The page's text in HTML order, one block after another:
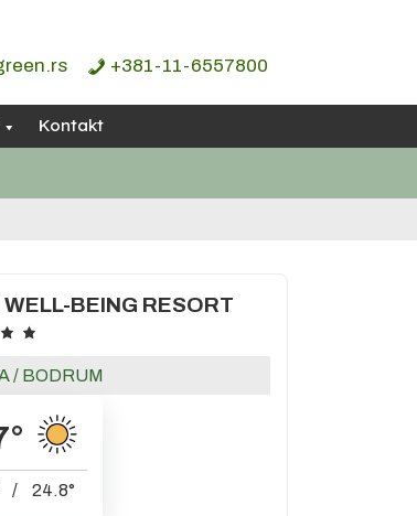
+381-11-6557800
Kontakt
BEING RESORT
/ BODRUM
°
/ 24.8°